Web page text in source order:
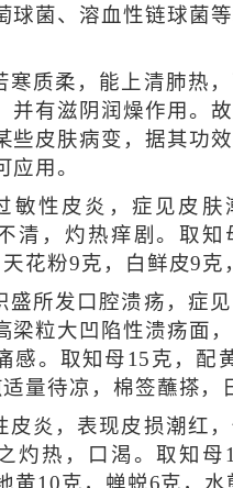
球菌、溶血性链球菌
寒质柔，能上清肺热
并有滋阴润燥作用。
些皮肤病变，据其功
应用。
敏性皮炎，症见皮肤
清，灼热痒剧。取知
花粉9克，白鲜皮9克
盛所发口腔溃疡，症
梁粒大凹陷性溃疡面
感。取知母15克，配
量待凉，棉签蘸搽，
皮炎，表现皮损潮红，
灼热，口渴。取知母